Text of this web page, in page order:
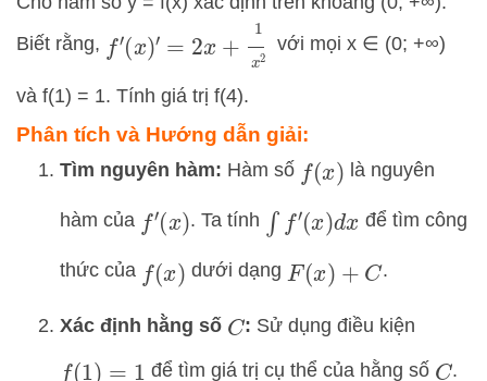
Biết rằng, ′(x = +1 2 với mọi x ∈ (0; +∞)
và f(1) = 1. Tính giá trị f(4).
Phân tích và Hướng dẫn giải:
Tìm nguyên hàm: Hàm số f(x) là nguyên
hàm của f′(x) . Ta tính ∫f′ (x)dx để tìm công
thức của f(x) dưới dạng F(x)+ C .
Xác định hằng số C: Sử dụng điều kiện
để tìm giá trị cụ thể của hằng số .